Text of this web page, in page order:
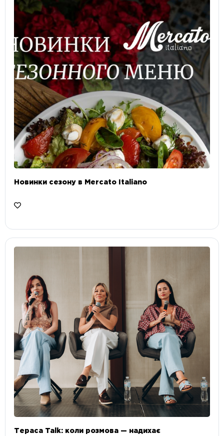
Новинки сезону в Mercato Italiano
Тераса Talk: коли розмова — надихає